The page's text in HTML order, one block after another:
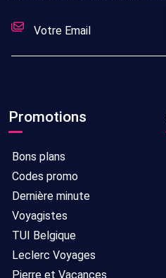
Promotions
Bons plans
Codes promo
Dernière minute
Voyagistes
TUI Belgique
Leclerc Voyages
Pierre et Vacances